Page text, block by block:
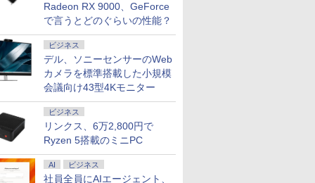
Radeon RX 9000、GeForce
で言うとどのぐらいの性能？
ビジネス
デル、ソニーセンサーのWeb
カメラを標準搭載した小規模
会議向け43型4Kモニター
ビジネス
リンクス、6万2,800円で
Ryzen 5搭載のミニPC
AI ビジネス
社員全員にAIエージェント、